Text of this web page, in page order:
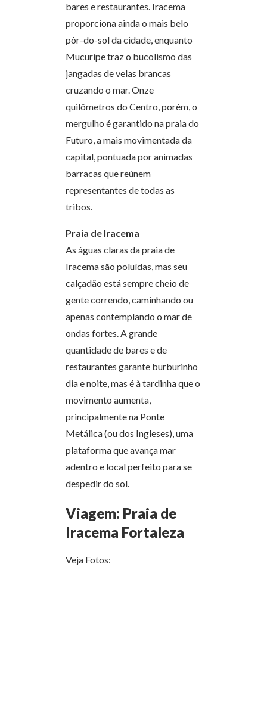
bares e restaurantes. Iracema
proporciona ainda o mais belo
pôr-do-sol da cidade, enquanto
Mucuripe traz o bucolismo das
jangadas de velas brancas
cruzando o mar. Onze
quilômetros do Centro, porém, o
mergulho é garantido na praia do
Futuro, a mais movimentada da
capital, pontuada por animadas
barracas que reúnem
representantes de todas as
tribos.
Praia de Iracema
As águas claras da praia de
Iracema são poluídas, mas seu
calçadão está sempre cheio de
gente correndo, caminhando ou
apenas contemplando o mar de
ondas fortes. A grande
quantidade de bares e de
restaurantes garante burburinho
dia e noite, mas é à tardinha que o
movimento aumenta,
principalmente na Ponte
Metálica (ou dos Ingleses), uma
plataforma que avança mar
adentro e local perfeito para se
despedir do sol.
Viagem: Praia de
Iracema Fortaleza
Veja Fotos: